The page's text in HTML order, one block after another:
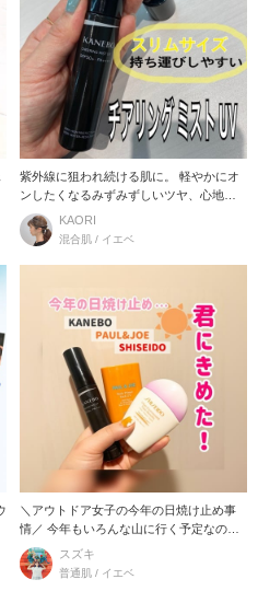
紫外線に狙われ続ける肌に。 軽やかにオ
ンしたくなるみずみずしいツヤ、心地よ
い香り。 SP
KAORI
混合肌 / イエベ
＼アウトドア女子の今年の日焼け止め事
情／ 今年もいろんな山に行く予定なので
すが、年を重
スズキ
普通肌 / イエベ